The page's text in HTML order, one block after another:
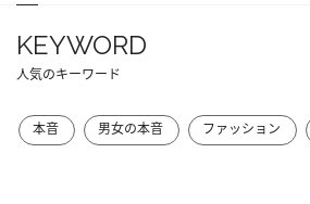
KEYWORD
人気のキーワード
本音 男女の本音 ファッション